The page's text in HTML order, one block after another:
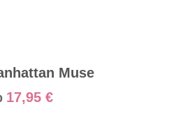
Muse
17,95 €